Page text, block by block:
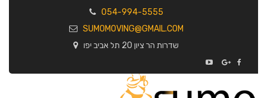
054-994-5555
SUMOMOVING@GMAIL.COM
שדרות הר ציון 20 תל אביב יפו